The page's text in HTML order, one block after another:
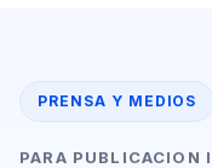
PRENSA Y MEDIOS
PARA PUBLICACION